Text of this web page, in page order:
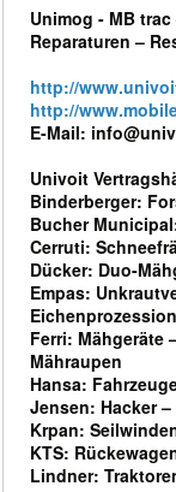
Unimog - MB
Reparaturen –
http://
http://
E-Mail:
Univoit
Binderberger:
Bucher
Cerruti:
Dücker: Duo-
Empas:
Ferri: Mähgeräte
Mähraupen
Hansa:
Jensen: Hacker
Krpan:
KTS:
Lindner: